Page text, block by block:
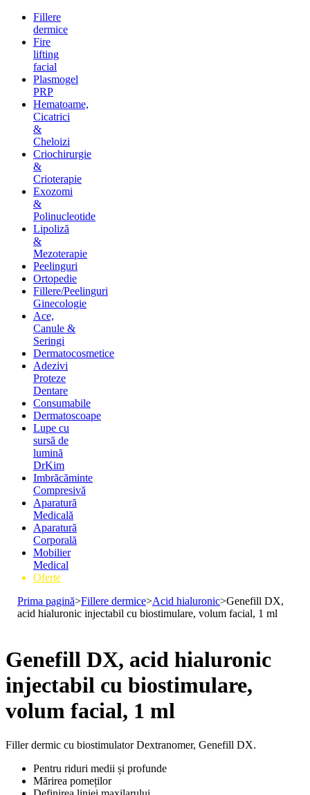
Fillere
dermice
Fire
lifting
facial
Plasmogel
PRP
Hematoame,
Cicatrici
&
Cheloizi
Criochirurgie
&
Crioterapie
Exozomi
&
Polinucleotide
Lipoliză
&
Mezoterapie
Peelinguri
Ortopedie
Fillere/Peelinguri
Ginecologie
Ace,
Canule &
Seringi
Dermatocosmetice
Adezivi
Proteze
Dentare
Consumabile
Dermatoscoape
Lupe cu
sursă de
lumină
DrKim
Imbrăcăminte
Compresivă
Aparatură
Medicală
Aparatură
Corporală
Mobilier
Medical
Oferte
Prima pagină>Fillere dermice>Acid hialuronic>Genefill DX,
acid hialuronic injectabil cu biostimulare, volum facial, 1 ml
Genefill DX, acid hialuronic
injectabil cu biostimulare,
volum facial, 1 ml
Filler dermic cu biostimulator Dextranomer, Genefill DX.
Pentru riduri medii și profunde
Mărirea pomeților